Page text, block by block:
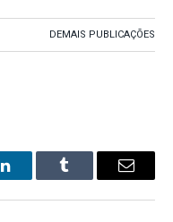
DEMAIS PUBLICAÇÕES
LinkedInTumblr
E-